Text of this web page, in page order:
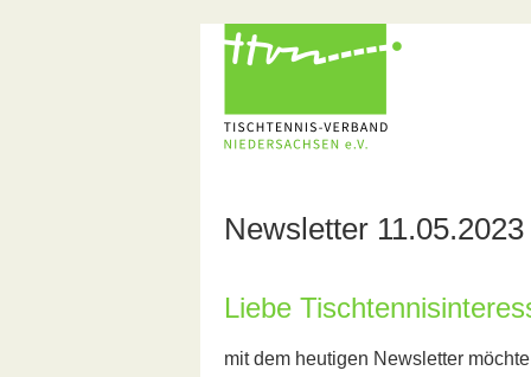
Newsletter 11.05.2023
Liebe
mit dem heutigen Newsletter